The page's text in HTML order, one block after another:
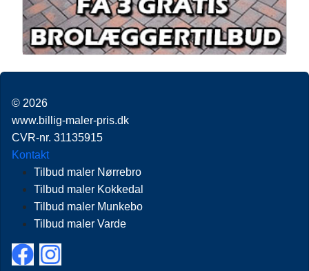
© 2026
www.billig-maler-pris.dk
CVR-nr. 31135915
Kontakt
Tilbud maler Nørrebro
Tilbud maler Kokkedal
Tilbud maler Munkebo
Tilbud maler Varde